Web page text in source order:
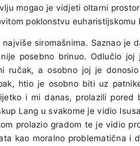
mogao je vidjeti oltarni
poklonstvu euharistijskomu
siromašnima. Saznao je
posebno brinuo. Odlučio joj
ručak, a osobno joj je
htio je osobno biti uz
i mi danas, prolazili pored
Lang u svakome je vidio
prolazio gradom te je vidio
kao moralno problematična i